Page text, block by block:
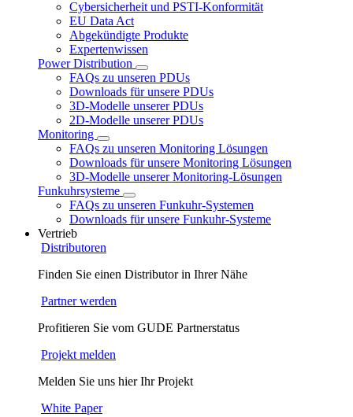
Cybersicherheit und PSTI-Konformität
EU Data Act
Abgekündigte Produkte
Expertenwissen
Power Distribution
FAQs zu unseren PDUs
Downloads für unsere PDUs
3D-Modelle unserer PDUs
2D-Modelle unserer PDUs
Monitoring
FAQs zu unseren Monitoring Lösungen
Downloads für unsere Monitoring Lösungen
3D-Modelle unserer Monitoring-Lösungen
Funkuhrsysteme
FAQs zu unseren Funkuhr-Systemen
Downloads für unsere Funkuhr-Systeme
Vertrieb
Distributoren
Finden Sie einen Distributor in Ihrer Nähe
Partner werden
Profitieren Sie vom GUDE Partnerstatus
Projekt melden
Melden Sie uns hier Ihr Projekt
White Paper